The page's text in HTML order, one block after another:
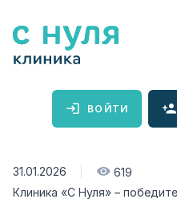
ВОЙТИ
31.01.2026
619
Клиника «С Нуля» –